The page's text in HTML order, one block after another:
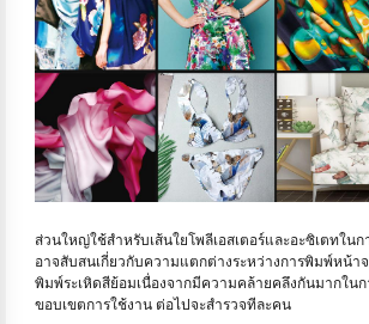
ส่วนใหญ่ใช้สำหรับเส้นใยโพลีเอสเตอร์และอะซิเตทใน
อาจสับสนเกี่ยวกับความแตกต่างระหว่างการพิมพ์หน้า
พิมพ์ระเหิดสีย้อมเนื่องจากมีความคล้ายคลึงกันมากในก
ขอบเขตการใช้งาน ต่อไปจะสำรวจทีละคน